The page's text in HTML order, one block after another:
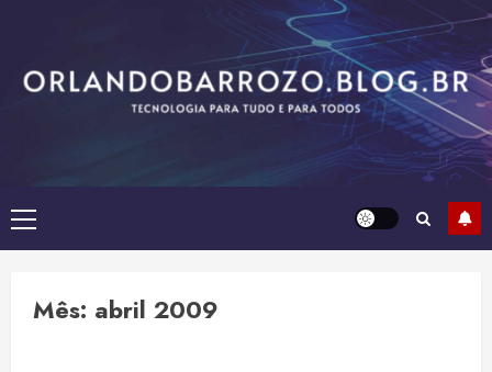
content
Primary
Menu
Mês: abril 2009